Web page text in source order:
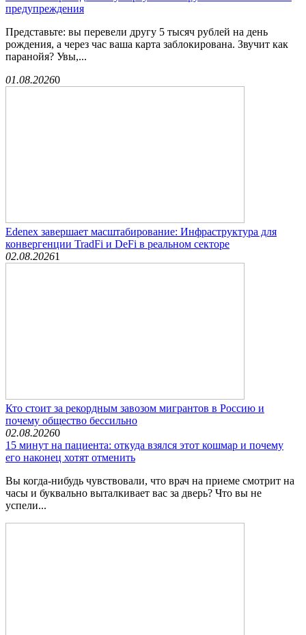
предупреждения
Представьте: вы перевели другу 5 тысяч рублей на день
рождения, а через час ваша карта заблокирована. Звучит как
паранойя? Увы,...
01.08.20260
Edenex завершает масштабирование: Инфраструктура для
конвергенции TradFi и DeFi в реальном секторе
02.08.20261
Кто стоит за рекордным завозом мигрантов в Россию и
почему общество бессильно
02.08.20260
15 минут на пациента: откуда взялся этот кошмар и почему
его наконец хотят отменить
Вы когда-нибудь чувствовали, что врач на приеме смотрит на
часы и буквально выталкивает вас за дверь? Что вы не
успели...